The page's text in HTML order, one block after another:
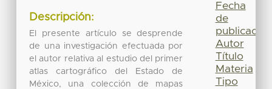
Descripción:
El presente artículo se desprende
de una investigación efectuada por
el autor relativa al estudio del primer
atlas cartográfico del Estado de
México, una colección de mapas
Fecha
de
publicación
Autor
Título
Materia
Tipo